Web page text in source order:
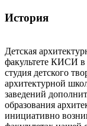
История
Детская
факультете КИСИ в
студия детского
архитектурной
заведений
образования
инициативно